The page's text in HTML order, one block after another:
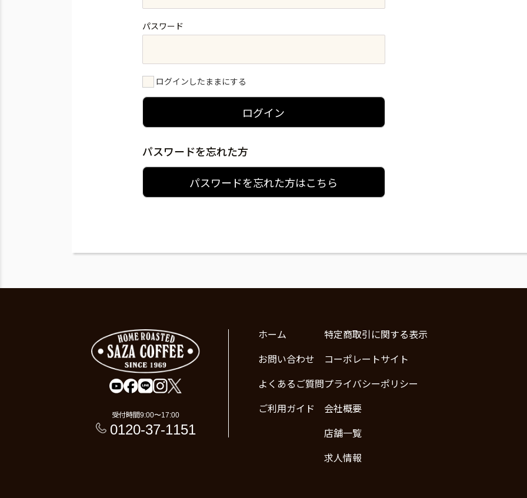
パスワード
ログインしたままにする
ログイン
パスワードを忘れた方
パスワードを忘れた方はこちら
受付時間9:00〜17:00
0120-37-1151
ホーム
お問い合わせ
よくあるご質問
ご利用ガイド
特定商取引に関する表示
コーポレートサイト
プライバシーポリシー
会社概要
店舗一覧
求人情報